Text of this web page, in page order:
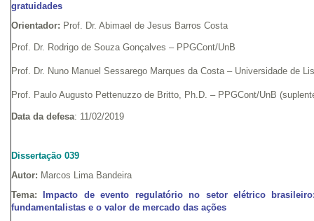
gratuidades
Orientador: Prof. Dr. Abimael de Jesus Barros Costa
Prof. Dr. Rodrigo de Souza Gonçalves – PPGCont/UnB
Prof. Dr. Nuno Manuel Sessarego Marques da Costa – Universidade de
Prof. Paulo Augusto Pettenuzzo de Britto, Ph.D. – PPGCont/UnB
Data da defesa: 11/02/2019
Dissertação 039
Autor: Marcos Lima Bandeira
Tema:
Impacto de evento regulatório no setor elétrico
fundamentalistas e o valor de mercado das ações